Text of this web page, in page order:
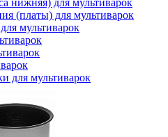
нижняя) для мультиварок
(платы) для мультиварок
мультиварок
для мультиварок